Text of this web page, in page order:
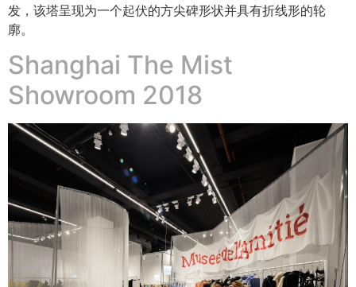
发，该塔呈现为一个起伏的方尖碑形状并具有折线形的轮
廓。
Shanghai The Mist
Showroom 2018